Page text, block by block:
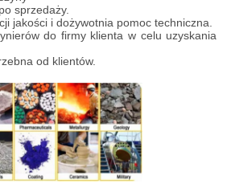
sprzedaży.
jakości i dożywotnia pomoc techniczna.
do firmy klienta w celu uzyskania
od klientów.